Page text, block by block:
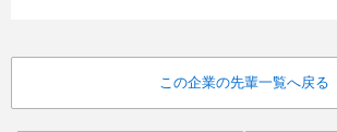
この企業の先輩一覧へ戻る